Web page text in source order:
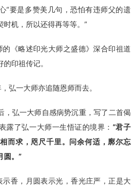
“要是多赞美几句，恐怕有违师父的遗
机，所以还得再等等。”
的《略述印光大师之盛德》深合印祖道
印祖传记。
弘一大师亦追随恩师而去。
，弘一大师自感病势沉重，写了二首偈
露了弘一大师一生悟证的境界： “君子
而求，咫尺千里。问余何适，廓尔忘
圆。”
示香，月圆表示光，香光庄严，正是大